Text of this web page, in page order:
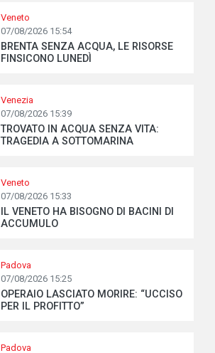
Veneto
07/08/2026 15:54
BRENTA SENZA ACQUA, LE RISORSE
FINSICONO LUNEDÌ
Venezia
07/08/2026 15:39
TROVATO IN ACQUA SENZA VITA:
TRAGEDIA A SOTTOMARINA
Veneto
07/08/2026 15:33
IL VENETO HA BISOGNO DI BACINI DI
ACCUMULO
Padova
07/08/2026 15:25
OPERAIO LASCIATO MORIRE: “UCCISO
PER IL PROFITTO”
Padova